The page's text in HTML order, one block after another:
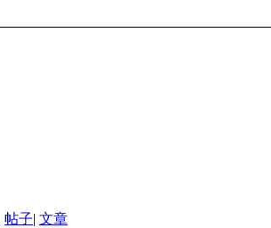
帖子| 文章